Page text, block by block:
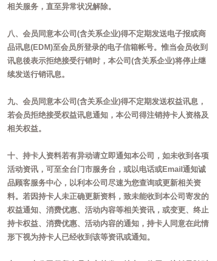
相关服务，直至异常状况解除。
八、会员同意本公司(含关系企业)得不定期发送电子报或商
品讯息(EDM)至会员所登录的电子信箱帐号。惟当会员收到
讯息後表示拒绝接受行销时，本公司(含关系企业)将停止继
续发送行销讯息。
九、会员同意本公司(含关系企业)得不定期发送权益讯息，
若会员拒绝接受权益讯息通知，本公司得注销持卡人资格及
相关权益。
十、持卡人资料若有异动请立即通知本公司，如未收到各项
活动资讯，可至全台门市服务台，或以电话或Email通知诚
品顾客服务中心，以利本公司尽速为您查询或更新相关资
料。若因持卡人未正确更新资料，致未能收到本公司寄发的
权益通知、消费优惠、活动内容等相关资讯，或变更、终止
持卡权益、消费优惠、活动内容的通知，持卡人同意在此情
形下视为持卡人已经收到该等资讯或通知。